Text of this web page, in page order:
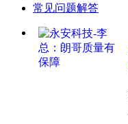
常见问题解答